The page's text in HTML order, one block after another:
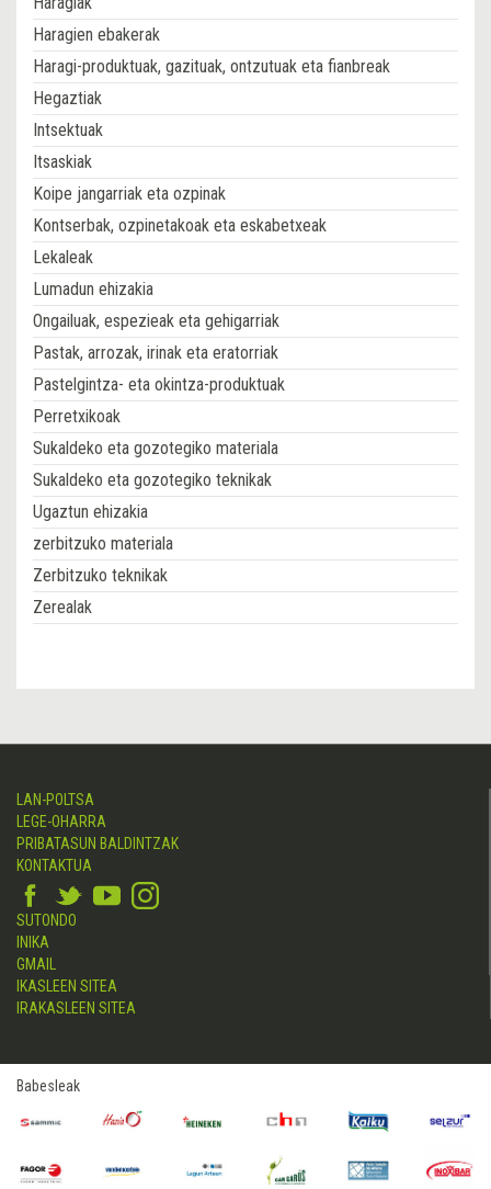
Haragien ebakerak
Haragi-produktuak, gazituak, ontzutuak eta fianbreak
Hegaztiak
Intsektuak
Itsaskiak
Koipe jangarriak eta ozpinak
Kontserbak, ozpinetakoak eta eskabetxeak
Lekaleak
Lumadun ehizakia
Ongailuak, espezieak eta gehigarriak
Pastak, arrozak, irinak eta eratorriak
Pastelgintza- eta okintza-produktuak
Perretxikoak
Sukaldeko eta gozotegiko materiala
Sukaldeko eta gozotegiko teknikak
Ugaztun ehizakia
zerbitzuko materiala
Zerbitzuko teknikak
Zerealak
LAN-POLTSA
LEGE-OHARRA
PRIBATASUN BALDINTZAK
KONTAKTUA
SUTONDO
INIKA
GMAIL
IKASLEEN SITEA
IRAKASLEEN SITEA
Babesleak